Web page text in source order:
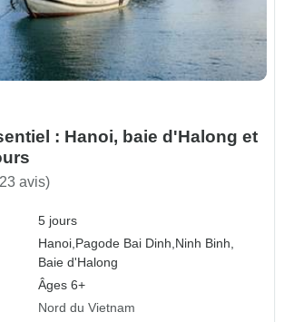
: Hanoi, baie d'Halong et
avis)
5 jours
Hanoi, Pagode Bai Dinh, Ninh Binh,
Baie d'Halong
Âges 6+
Nord du Vietnam